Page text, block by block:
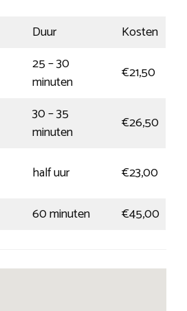
Duur
Kosten
25 – 30
minuten
€21,50
30 – 35
minuten
€26,50
half uur
€23,00
60 minuten €45,00